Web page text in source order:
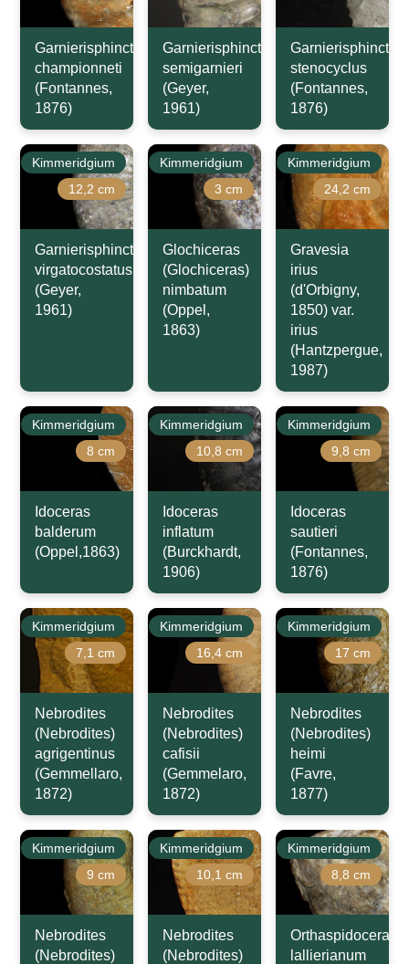
Garnierisphinctes
championneti
(Fontannes,
1876)
Garnierisphinctes
semigarnieri
(Geyer,
1961)
Garnierisphinctes
stenocyclus
(Fontannes,
1876)
Kimmeridgium
12,2 cm
Garnierisphinctes
virgatocostatus
(Geyer,
1961)
Kimmeridgium
3 cm
Glochiceras
(Glochiceras)
nimbatum
(Oppel,
1863)
Kimmeridgium
24,2 cm
Gravesia
irius
(d'Orbigny,
1850) var.
irius
(Hantzpergue,
1987)
Kimmeridgium
8 cm
Idoceras
balderum
(Oppel,1863)
Kimmeridgium
10,8 cm
Idoceras
inflatum
(Burckhardt,
1906)
Kimmeridgium
9,8 cm
Idoceras
sautieri
(Fontannes,
1876)
Kimmeridgium
7,1 cm
Nebrodites
(Nebrodites)
agrigentinus
(Gemmellaro,
1872)
Kimmeridgium
16,4 cm
Nebrodites
(Nebrodites)
cafisii
(Gemmelaro,
1872)
Kimmeridgium
17 cm
Nebrodites
(Nebrodites)
heimi
(Favre,
1877)
Kimmeridgium
9 cm
Nebrodites
(Nebrodites)
Kimmeridgium
10,1 cm
Nebrodites
(Nebrodites)
Kimmeridgium
8,8 cm
Orthaspidoceras
lallierianum